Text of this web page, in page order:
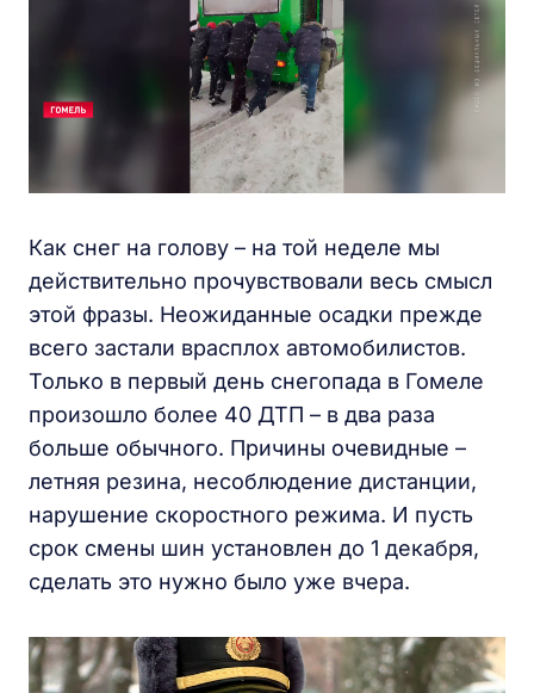
Как снег на голову – на той неделе мы
действительно прочувствовали весь смысл
этой фразы. Неожиданные осадки прежде
всего застали врасплох автомобилистов.
Только в первый день снегопада в Гомеле
произошло более 40 ДТП – в два раза
больше обычного. Причины очевидные –
летняя резина, несоблюдение дистанции,
нарушение скоростного режима. И пусть
срок смены шин установлен до 1 декабря,
сделать это нужно было уже вчера.